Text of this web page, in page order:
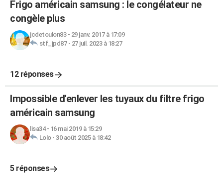
Frigo américain samsung : le congélateur ne
congèle plus
jcdetoulon83- 29 janv. 2017 à 17:09
stf_jpd87- 27 juil. 2023 à 18:27
12 réponses
Impossible d'enlever les tuyaux du filtre frigo
américain samsung
lisa34- 16 mai 2019 à 15:29
Lolo- 30 août 2025 à 18:42
5 réponses